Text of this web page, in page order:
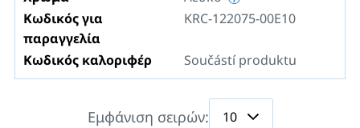
Κωδικός για
παραγγελία
KRC-122075-00E10
Κωδικός καλοριφέρ Součástí produktu
Εμφάνιση σειρών: